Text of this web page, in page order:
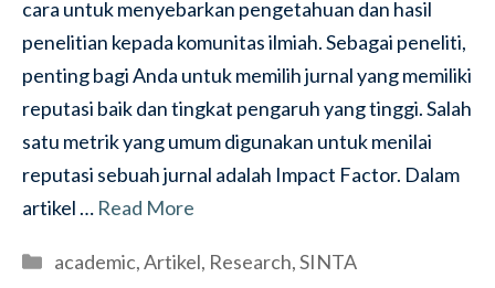
cara untuk menyebarkan pengetahuan dan hasil
penelitian kepada komunitas ilmiah. Sebagai peneliti,
penting bagi Anda untuk memilih jurnal yang memiliki
reputasi baik dan tingkat pengaruh yang tinggi. Salah
satu metrik yang umum digunakan untuk menilai
reputasi sebuah jurnal adalah Impact Factor. Dalam
artikel … Read More
Categories
academic,Artikel, Research,SINTA